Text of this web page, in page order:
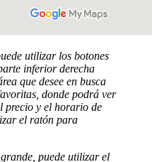
utilizar los botones
inferior derecha
que desee en busca
donde podrá ver
precio y el horario de
el ratón para
puede utilizar el